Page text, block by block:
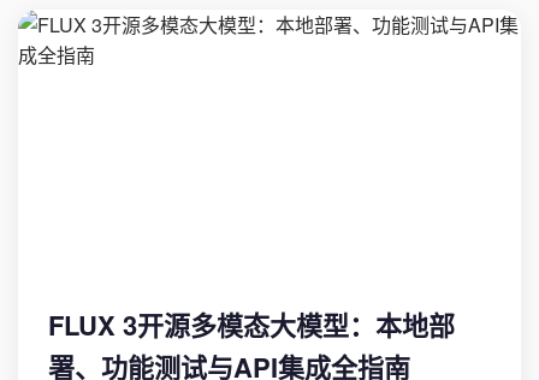
FLUX 3开源多模态大模型：本地部
署、功能测试与API集成全指南